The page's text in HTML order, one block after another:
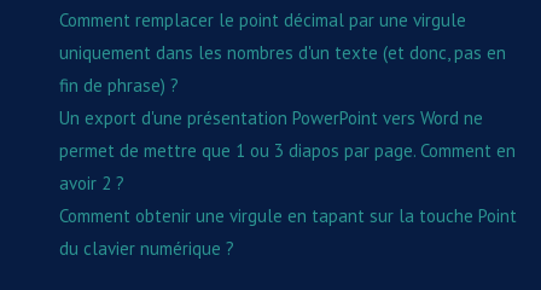
Comment remplacer le point décimal par une virgule
uniquement dans les nombres d'un texte (et donc, pas en
fin de phrase) ?
Un export d'une présentation PowerPoint vers Word ne
permet de mettre que 1 ou 3 diapos par page. Comment en
avoir 2 ?
Comment obtenir une virgule en tapant sur la touche Point
du clavier numérique ?